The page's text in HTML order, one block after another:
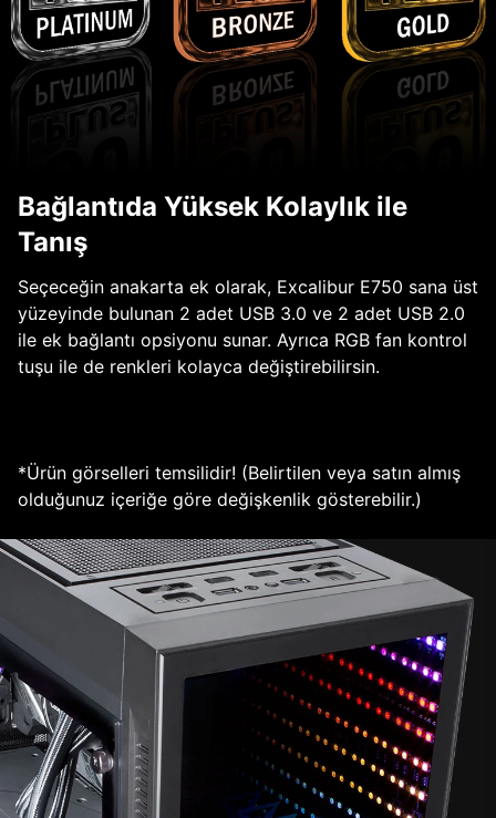
Bağlantıda Yüksek Kolaylık ile
Tanış
Seçeceğin anakarta ek olarak, Excalibur E750 sana üst
yüzeyinde bulunan 2 adet USB 3.0 ve 2 adet USB 2.0
ile ek bağlantı opsiyonu sunar. Ayrıca RGB fan kontrol
tuşu ile de renkleri kolayca değiştirebilirsin.
*Ürün görselleri temsilidir! (Belirtilen veya satın almış
olduğunuz içeriğe göre değişkenlik gösterebilir.)